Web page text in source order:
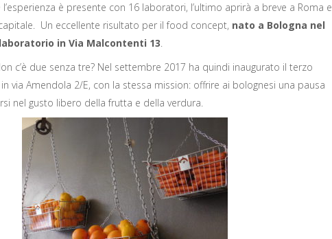
è presente con 16 laboratori, l’ultimo aprirà a breve a Roma e
Un eccellente risultato per il food concept, nato a Bologna nel
in Via Malcontenti 13.
c’è due senza tre? Nel settembre 2017 ha quindi inaugurato il terzo
via Amendola 2/E, con la stessa mission: offrire ai bolognesi una pausa
nel gusto libero della frutta e della verdura.